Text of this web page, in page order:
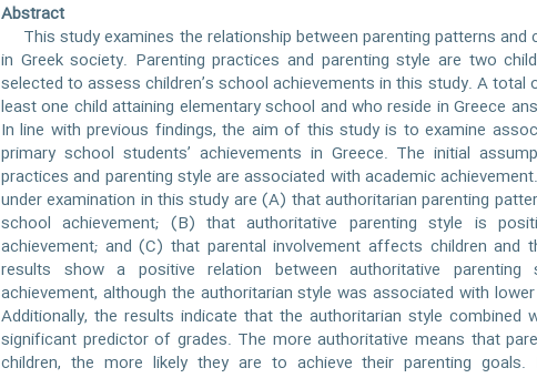
Abstract
This study examines the relationship between parenting patterns and
in Greek society. Parenting practices and parenting style are two
selected to assess children’s school achievements in this study. A total
least one child attaining elementary school and who reside in Greece
In line with previous findings, the aim of this study is to examine
primary school students’ achievements in Greece. The initial
practices and parenting style are associated with academic
under examination in this study are (A) that authoritarian parenting
school achievement; (B) that authoritative parenting style is
achievement; and (C) that parental involvement affects children and
results show a positive relation between authoritative parenting
achievement, although the authoritarian style was associated with
Additionally, the results indicate that the authoritarian style combined
significant predictor of grades. The more authoritative means that
children, the more likely they are to achieve their parenting